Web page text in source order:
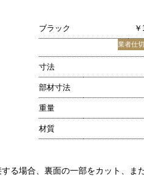
ブラック
業者仕
寸法
部材寸法
重量
材質
る場合、裏面の一部をカット、ま